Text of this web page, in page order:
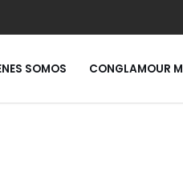
SOMOS CONGLAMOUR